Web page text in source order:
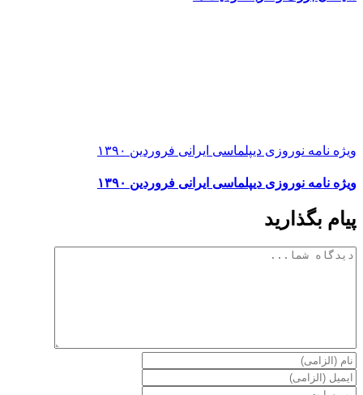
ویژه نامه نوروزی دیپلماسی ایرانی فروردین ۱۳۹۰
ویژه نامه نوروزی دیپلماسی ایرانی فروردین ۱۳۹۰
پیام بگذارید
دیدگاه